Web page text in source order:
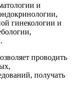
и
гинекологии и
проводить
получать